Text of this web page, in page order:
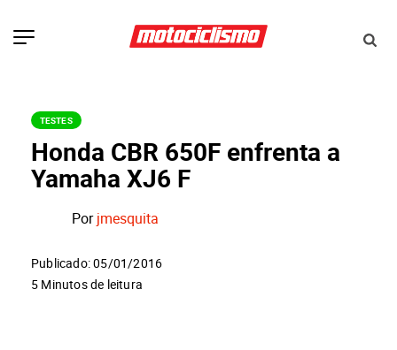
TESTES
Honda CBR 650F enfrenta a
Yamaha XJ6 F
Porjmesquita
Publicado: 05/01/2016
5 Minutos de leitura